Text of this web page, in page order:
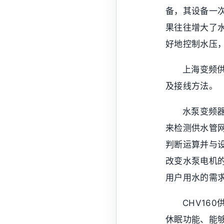
备，其设备一
果往往增大了
好地控制水压
上海变频
及接线方法。
水泵变频
来检测供水管
判断运算并与
改变水泵电机
用户用水的需
CHV160
休眠功能、能